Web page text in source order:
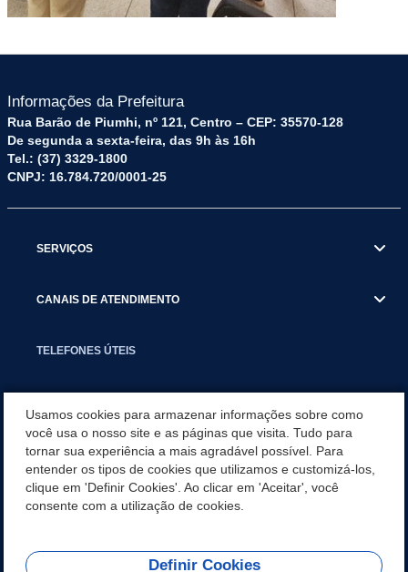
Informações da Prefeitura
Rua Barão de Piumhi, nº 121, Centro – CEP: 35570-128
De segunda a sexta-feira, das 9h às 16h
Tel.: (37) 3329-1800
CNPJ: 16.784.720/0001-25
SERVIÇOS
CANAIS DE ATENDIMENTO
TELEFONES ÚTEIS
NOTÍCIAS
APLICATIVO
Usamos cookies para armazenar informações sobre como
você usa o nosso site e as páginas que visita. Tudo para
tornar sua experiência a mais agradável possível. Para
entender os tipos de cookies que utilizamos e customizá-los,
clique em 'Definir Cookies'. Ao clicar em 'Aceitar', você
consente com a utilização de cookies.
Definir Cookies